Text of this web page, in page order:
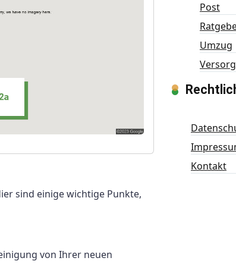
sind einige wichtige Punkte,
von Ihrer neuen
Post
Umzug
Kontakt